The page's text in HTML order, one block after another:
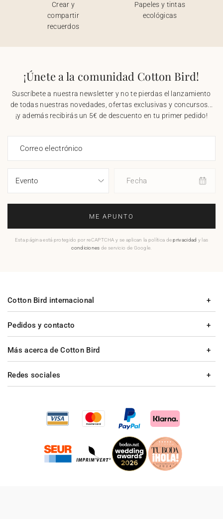
Crear y
compartir
recuerdos
Papeles y tintas
ecológicas
¡Únete a la comunidad Cotton Bird!
Suscríbete a nuestra newsletter y no te pierdas el lanzamiento
de todas nuestras novedades, ofertas exclusivas y concursos...
¡y además recibirás un 5€ de descuento en tu primer pedido!
Correo electrónico
Fecha
ME APUNTO
Esta página está protegido por reCAPTCHA y se aplican la política deprivacidad y las
condiciones de servicio de Google.
Pedidos y contacto
Más acerca de Cotton Bird
Cotton Bird internacional
Redes sociales